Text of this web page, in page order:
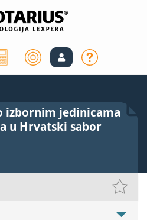
izbornim jedinicama
u Hrvatski sabor